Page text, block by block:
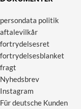
persondata politik
aftalevilkår
fortrydelsesret
fortrydelsesblanket
fragt
Nyhedsbrev
Instagram
Für deutsche Kunden